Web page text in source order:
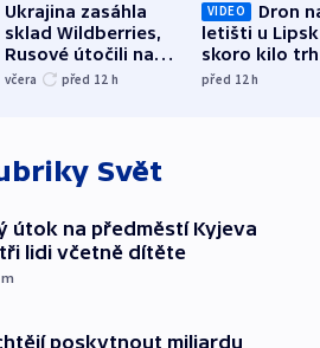
Ukrajina zasáhla
sklad Wildberries,
Rusové útočili na
trh, hasiče či
včera před 12 h
VIDEO
Dron
letišti u
skoro kilo
indicie
před 12h
Svět
útok na předměstí Kyjeva
lidi včetně dítěte
m
poskytnout miliardu